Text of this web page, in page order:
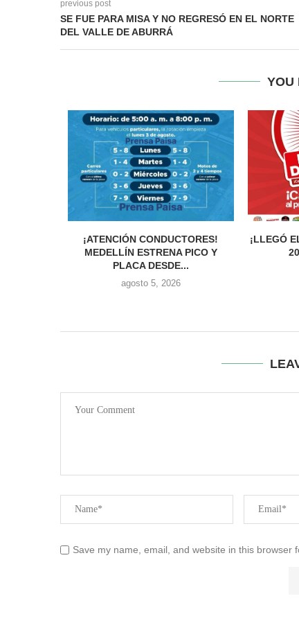
previous post
SE FUE PARA MISA Y NO REGRESÓ EN EL NORTE
DEL VALLE DE ABURRÁ
YOU
¡ATENCIÓN CONDUCTORES!
MEDELLÍN ESTRENA PICO Y
PLACA DESDE...
agosto 5, 2026
¡LLEGÓ
Save my name, email, and website in this browser